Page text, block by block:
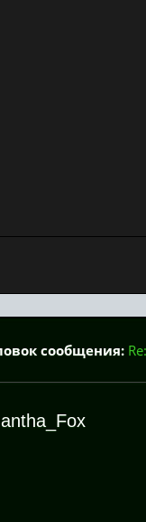
сообщения: